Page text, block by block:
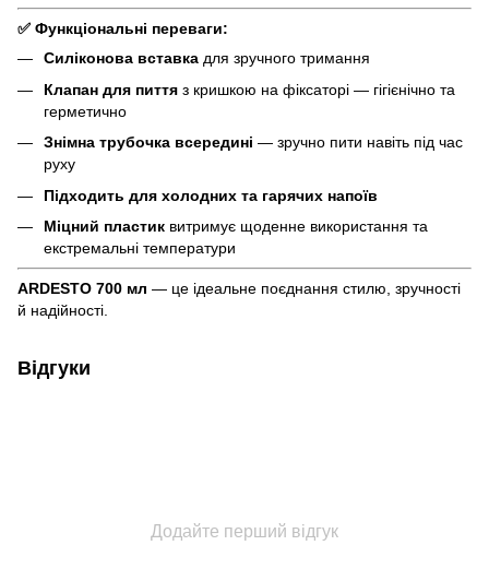
✅ Функціональні переваги:
Силіконова вставка для зручного тримання
Клапан для пиття з кришкою на фіксаторі — гігієнічно та
герметично
Знімна трубочка всередині — зручно пити навіть під час
руху
Підходить для холодних та гарячих напоїв
Міцний пластик витримує щоденне використання та
екстремальні температури
ARDESTO 700 мл — це ідеальне поєднання стилю, зручності
й надійності.
Відгуки
Додайте перший відгук